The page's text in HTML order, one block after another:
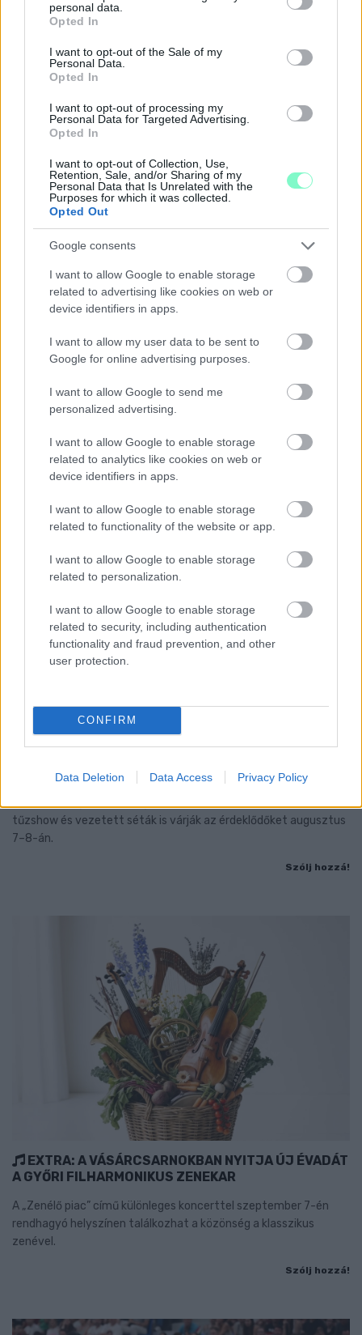
grant or deny consent to Google and its third-party tags to
use your data for below specified purposes in below Google
consent section.
personal data.
Opted In
I want to opt-out of the Sale of my
Personal Data.
Opted In
I want to opt-out of processing my
Personal Data for Targeted Advertising.
Opted In
I want to opt-out of Collection, Use,
Retention, Sale, and/or Sharing of my
Personal Data that Is Unrelated with the
Purposes for which it was collected.
Opted Out
Google consents
I want to allow Google to enable storage
related to advertising like cookies on web or
device identifiers in apps.
I want to allow my user data to be sent to
Google for online advertising purposes.
I want to allow Google to send me
personalized advertising.
I want to allow Google to enable storage
related to analytics like cookies on web or
device identifiers in apps.
I want to allow Google to enable storage
related to functionality of the website or app.
I want to allow Google to enable storage
related to personalization.
I want to allow Google to enable storage
related to security, including authentication
functionality and fraud prevention, and other
user protection.
CONFIRM
Data Deletion Data Access Privacy Policy
A GYŐRI AUDI ETO KC PÉNTEKI FELKÉSZÜLÉSI
MÉRKŐZÉSE
Az energiaellátás tehermentesítése érdekében másfél órával
előrébb hozták a Brest Bretagne Handball elleni találkozó
kezdését.
1 hozzászólás
ESKÜVŐT
tűzshow és vezetett séták is várják az érdeklődőket augusztus
7–8-án.
Szólj hozzá!
EXTRA: A VÁSÁRCSARNOKBAN NYITJA ÚJ ÉVADÁT
A GYŐRI FILHARMONIKUS ZENEKAR
A „Zenélő piac” című különleges koncerttel szeptember 7-én
rendhagyó helyszínen találkozhat a közönség a klasszikus
zenével.
Szólj hozzá!